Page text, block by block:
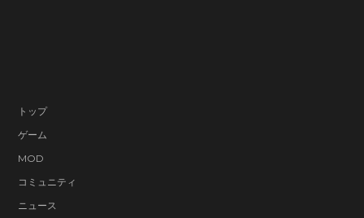
トップ
ゲーム
MOD
コミュニティ
ニュース